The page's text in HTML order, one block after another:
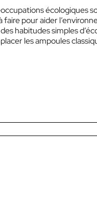
écologiques
faire pour aider
habitudes simples
les ampoules